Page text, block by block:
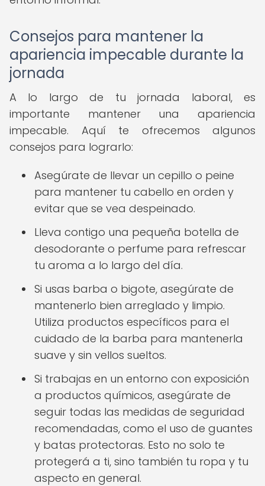
Consejos para mantener la
apariencia impecable durante la
jornada
A lo largo de tu jornada laboral, es
importante mantener una apariencia
impecable. Aquí te ofrecemos algunos
consejos para lograrlo:
Asegúrate de llevar un cepillo o peine
para mantener tu cabello en orden y
evitar que se vea despeinado.
Lleva contigo una pequeña botella de
desodorante o perfume para refrescar
tu aroma a lo largo del día.
Si usas barba o bigote, asegúrate de
mantenerlo bien arreglado y limpio.
Utiliza productos específicos para el
cuidado de la barba para mantenerla
suave y sin vellos sueltos.
Si trabajas en un entorno con exposición
a productos químicos, asegúrate de
seguir todas las medidas de seguridad
recomendadas, como el uso de guantes
y batas protectoras. Esto no solo te
protegerá a ti, sino también tu ropa y tu
aspecto en general.